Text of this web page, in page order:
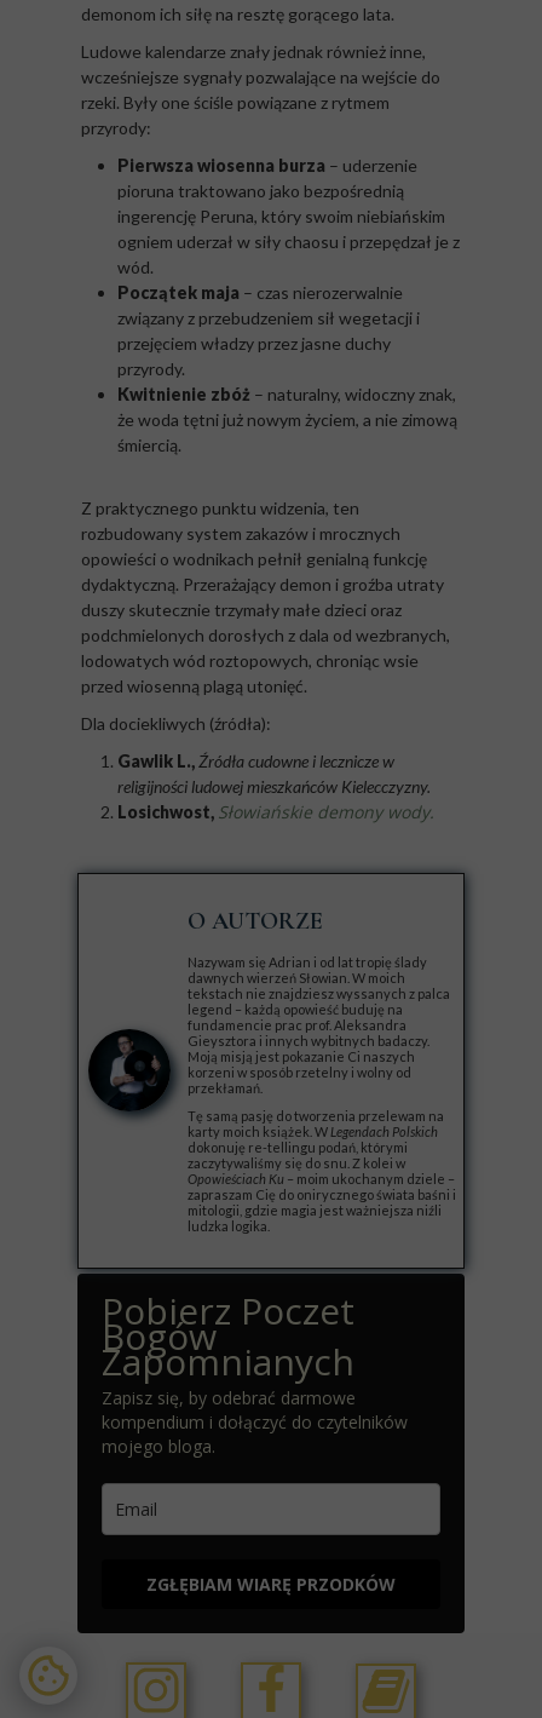
O AUTORZE
Nazywam się Adrian i od lat tropię ślady
dawnych wierzeń Słowian. W moich
tekstach nie znajdziesz wyssanych z palca
legend – każdą opowieść buduję na
fundamencie prac prof. Aleksandra
Gieysztora i innych wybitnych badaczy.
Moją misją jest pokazanie Ci naszych
korzeni w sposób rzetelny i wolny od
przekłamań.
Tę samą pasję do tworzenia przelewam na
karty moich książek. W Legendach Polskich
dokonuję re-tellingu podań, którymi
zaczytywaliśmy się do snu. Z kolei w
Opowieściach Ku – moim ukochanym dziele –
zapraszam Cię do onirycznego świata baśni i
mitologii, gdzie magia jest ważniejsza niźli
ludzka logika.
Pobierz Poczet
Bogów
Zapomnianych
Zapisz się, by odebrać darmowe
kompendium i dołączyć do czytelników
mojego bloga.
ZGŁĘBIAM WIARĘ PRZODKÓW
demonom ich siłę na resztę gorącego lata.
Ludowe kalendarze znały jednak również inne,
wcześniejsze sygnały pozwalające na wejście do
rzeki. Były one ściśle powiązane z rytmem
przyrody:
Pierwsza wiosenna burza – uderzenie
pioruna traktowano jako bezpośrednią
ingerencję Peruna, który swoim niebiańskim
ogniem uderzał w siły chaosu i przepędzał je z
wód.
Początek maja – czas nierozerwalnie
związany z przebudzeniem sił wegetacji i
przejęciem władzy przez jasne duchy
przyrody.
Kwitnienie zbóż – naturalny, widoczny znak,
że woda tętni już nowym życiem, a nie zimową
śmiercią.
Z praktycznego punktu widzenia, ten
rozbudowany system zakazów i mrocznych
opowieści o wodnikach pełnił genialną funkcję
dydaktyczną. Przerażający demon i groźba utraty
duszy skutecznie trzymały małe dzieci oraz
podchmielonych dorosłych z dala od wezbranych,
lodowatych wód roztopowych, chroniąc wsie
przed wiosenną plagą utonięć.
Dla dociekliwych (źródła):
Gawlik L., Źródła cudowne i lecznicze w
religijności ludowej mieszkańców Kielecczyzny.
Losichwost, Słowiańskie demony wody.